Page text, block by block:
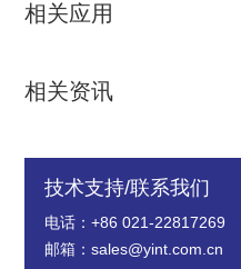
相关应用
相关资讯
技术支持/联系我们
电话：+86 021-22817269
邮箱：sales@yint.com.cn